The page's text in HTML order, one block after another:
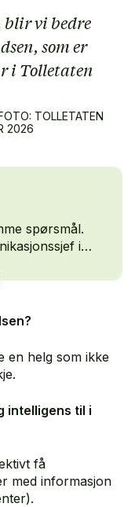
blir vi bedre
som er
i Tolletaten
TOLLETATEN
2026
spørsmål.
i
videre til
i
en helg som ikke
intelligens til i
få
med informasjon